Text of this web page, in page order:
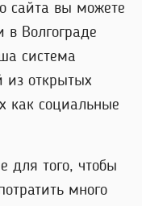
сайта вы можете
в Волгограде
система
из открытых
как социальные
для того, чтобы
много